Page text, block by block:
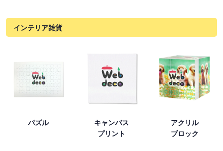
インテリア雑貨
パズル
キャンバス
プリント
アクリル
ブロック